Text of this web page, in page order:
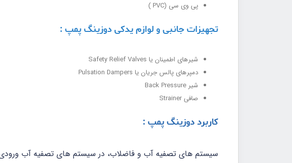
پی وی سی (PVC )
تجهیزات جانبی و لوازم یدکی دوزینگ پمپ :
شیرهای اطمینان یا Safety Relief Valves
دمپرهای پالس جریان یا Pulsation Dampers
شیر Back Pressure
صافی Strainer
کاربرد دوزینگ پمپ :